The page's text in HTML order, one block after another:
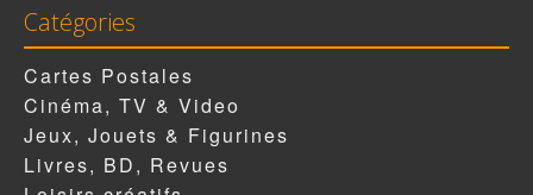
Catégories
Cartes Postales
Cinéma, TV & Video
Jeux, Jouets & Figurines
Livres, BD, Revues